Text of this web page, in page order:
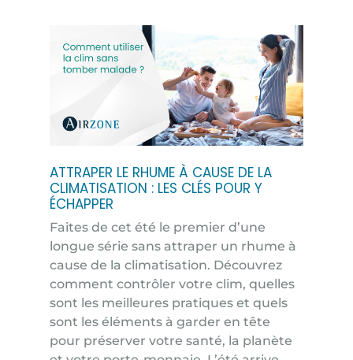
ATTRAPER LE RHUME À CAUSE DE LA
CLIMATISATION : LES CLÉS POUR Y
ÉCHAPPER
Faites de cet été le premier d’une
longue série sans attraper un rhume à
cause de la climatisation. Découvrez
comment contrôler votre clim, quelles
sont les meilleures pratiques et quels
sont les éléments à garder en tête
pour préserver votre santé, la planète